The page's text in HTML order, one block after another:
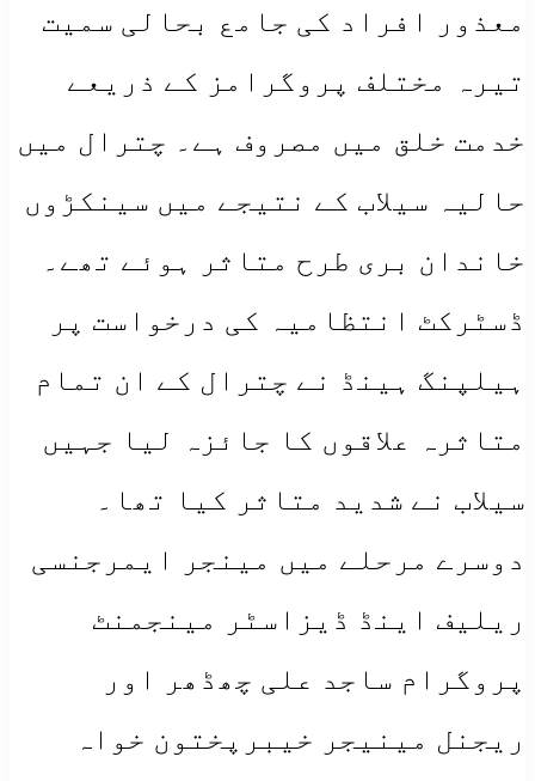
معذور افراد کی جامع بحالی سمیت
تیرہ مختلف پروگرامز کے ذریعے
خدمت خلق میں مصروف ہے۔ چترال میں
حالیہ سیلاب کے نتیجے میں سینکڑوں
خاندان بری طرح متاثر ہوئے تھے۔
ڈسٹرکٹ انتظامیہ کی درخواست پر
ہیلپنگ ہینڈ نے چترال کے ان تمام
متاثرہ علاقوں کا جائزہ لیا جہیں
سیلاب نے شدید متاثر کیا تھا۔
دوسرے مرحلے میں مینجر ایمرجنسی
ریلیف اینڈ ڈیزاسٹر مینجمنٹ
پروگرام ساجد علی چھڈھر اور
ریجنل مینیجر خیبرپختون خواہ